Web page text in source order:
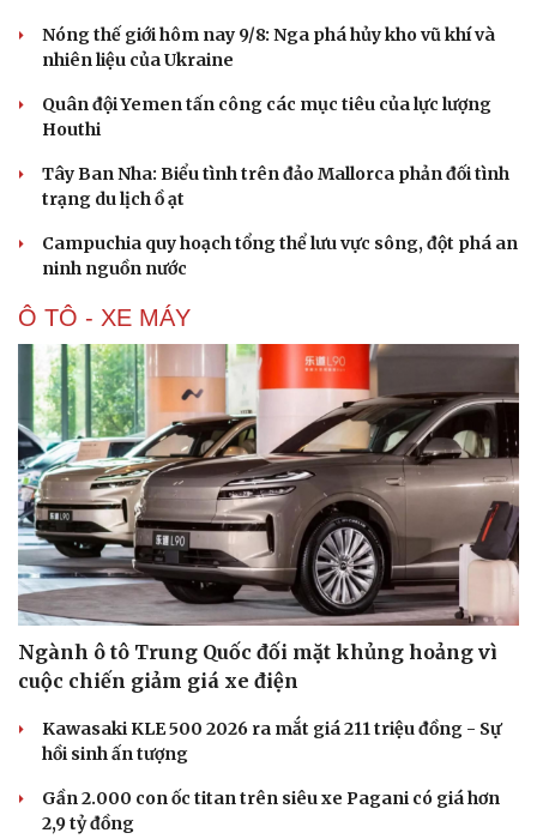
Du lịch
Săn Tour
check-in
Đọc truyện đêm khuya
Kể chuyện cho bé
Hạt giống tâm hồn
Nóng thế giới hôm nay 9/8: Nga phá hủy kho vũ khí và
nhiên liệu của Ukraine
Quân đội Yemen tấn công các mục tiêu của lực lượng
Houthi
Tây Ban Nha: Biểu tình trên đảo Mallorca phản đối tình
trạng du lịch ồ ạt
Campuchia quy hoạch tổng thể lưu vực sông, đột phá an
ninh nguồn nước
Ô TÔ - XE MÁY
Ngành ô tô Trung Quốc đối mặt khủng hoảng vì
cuộc chiến giảm giá xe điện
Kawasaki KLE 500 2026 ra mắt giá 211 triệu đồng - Sự
hồi sinh ấn tượng
Gần 2.000 con ốc titan trên siêu xe Pagani có giá hơn
2,9 tỷ đồng